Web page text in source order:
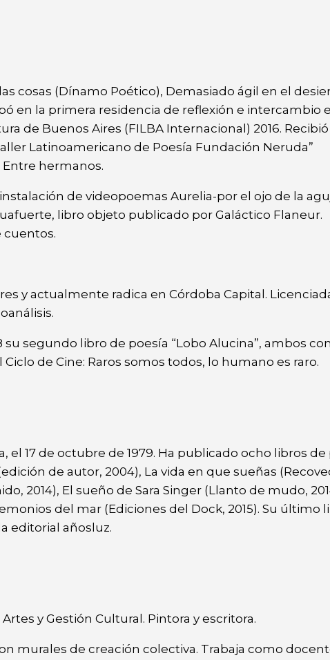
cosas (Dínamo Poético), Demasiado ágil en el
en la primera residencia de reflexión e intercambio
de Buenos Aires (FILBA Internacional) 2016. Recibió
Latinoamericano de Poesía Fundación Neruda”
hermanos.
de videopoemas Aurelia-por el ojo de la
libro objeto publicado por Galáctico Flaneur.
cuentos.
y actualmente radica en Córdoba Capital.
su segundo libro de poesía “Lobo Alucina”, ambos
de Cine: Raros somos todos, lo humano es raro.
el 17 de octubre de 1979. Ha publicado ocho libros de
de autor, 2004), La vida en que sueñas
2014), El sueño de Sara Singer (Llanto de mudo,
del mar (Ediciones del Dock, 2015). Su último
editorial añosluz.
y Gestión Cultural. Pintora y escritora.
murales de creación colectiva. Trabaja como